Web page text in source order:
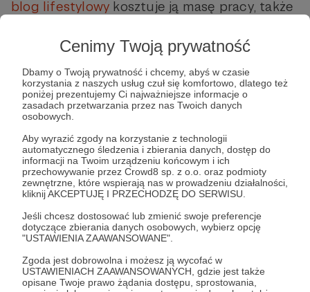
Cenimy Twoją prywatność
Dbamy o Twoją prywatność i chcemy, abyś w czasie
korzystania z naszych usług czuł się komfortowo, dlatego też
poniżej prezentujemy Ci najważniejsze informacje o
zasadach przetwarzania przez nas Twoich danych
osobowych.
Aby wyrazić zgody na korzystanie z technologii
automatycznego śledzenia i zbierania danych, dostęp do
informacji na Twoim urządzeniu końcowym i ich
przechowywanie przez Crowd8 sp. z o.o. oraz podmioty
zewnętrzne, które wspierają nas w prowadzeniu działalności,
kliknij AKCEPTUJĘ I PRZECHODZĘ DO SERWISU.
Jeśli chcesz dostosować lub zmienić swoje preferencje
dotyczące zbierania danych osobowych, wybierz opcję
"USTAWIENIA ZAAWANSOWANE".
Zgoda jest dobrowolna i możesz ją wycofać w
USTAWIENIACH ZAAWANSOWANYCH, gdzie jest także
opisane Twoje prawo żądania dostępu, sprostowania,
blog lifestylowy kosztuje ją masę pracy, także
odpoczynku i pewnie nowych pomysłów na
Ja też bym w końcu chciał przetestować
drona gdzieś w jakimś ciepłym klimacie z
widokiem z palmami. Drona kupiłem już
prawie półtora roku temu, jakoś na jesieni
2019 i do wiosny i kolejnych wyjazdów miałem
potrenować latanie. Przez zarazę jednak z
wyjazdów nic nie wyszło i dron miał okazję
latać tylko w Polsce i w Holandii...
dajcie znać który z planów wakacyjnych brzmi
najciekawiej :)